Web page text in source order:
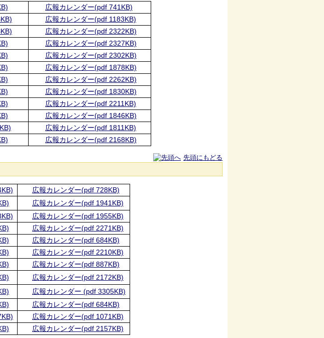
広報カレンダー(pdf 741KB)
広報カレンダー(pdf 1183KB)
広報カレンダー(pdf 2322KB)
広報カレンダー(pdf 2327KB)
広報カレンダー(pdf 2302KB)
広報カレンダー(pdf 1878KB)
広報カレンダー(pdf 2262KB)
広報カレンダー(pdf 1830KB)
広報カレンダー(pdf 2211KB)
広報カレンダー(pdf 1846KB)
広報カレンダー(pdf 1811KB)
広報カレンダー(pdf 2168KB)
先頭にもどる
広報カレンダー(pdf 728KB)
広報カレンダー(pdf 1941KB)
広報カレンダー(pdf 1955KB)
広報カレンダー(pdf 2271KB)
広報カレンダー(pdf 684KB)
広報カレンダー(pdf 2210KB)
広報カレンダー(pdf 887KB)
広報カレンダー(pdf 2172KB)
広報カレンダー (pdf 3305KB)
広報カレンダー(pdf 684KB)
広報カレンダー(pdf 1071KB)
広報カレンダー(pdf 2157KB)